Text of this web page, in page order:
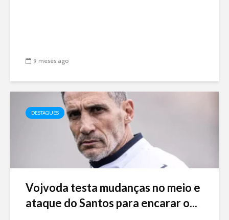
9 meses ago
DESTAQUES
Vojvoda testa mudanças no meio e
ataque do Santos para encarar o...